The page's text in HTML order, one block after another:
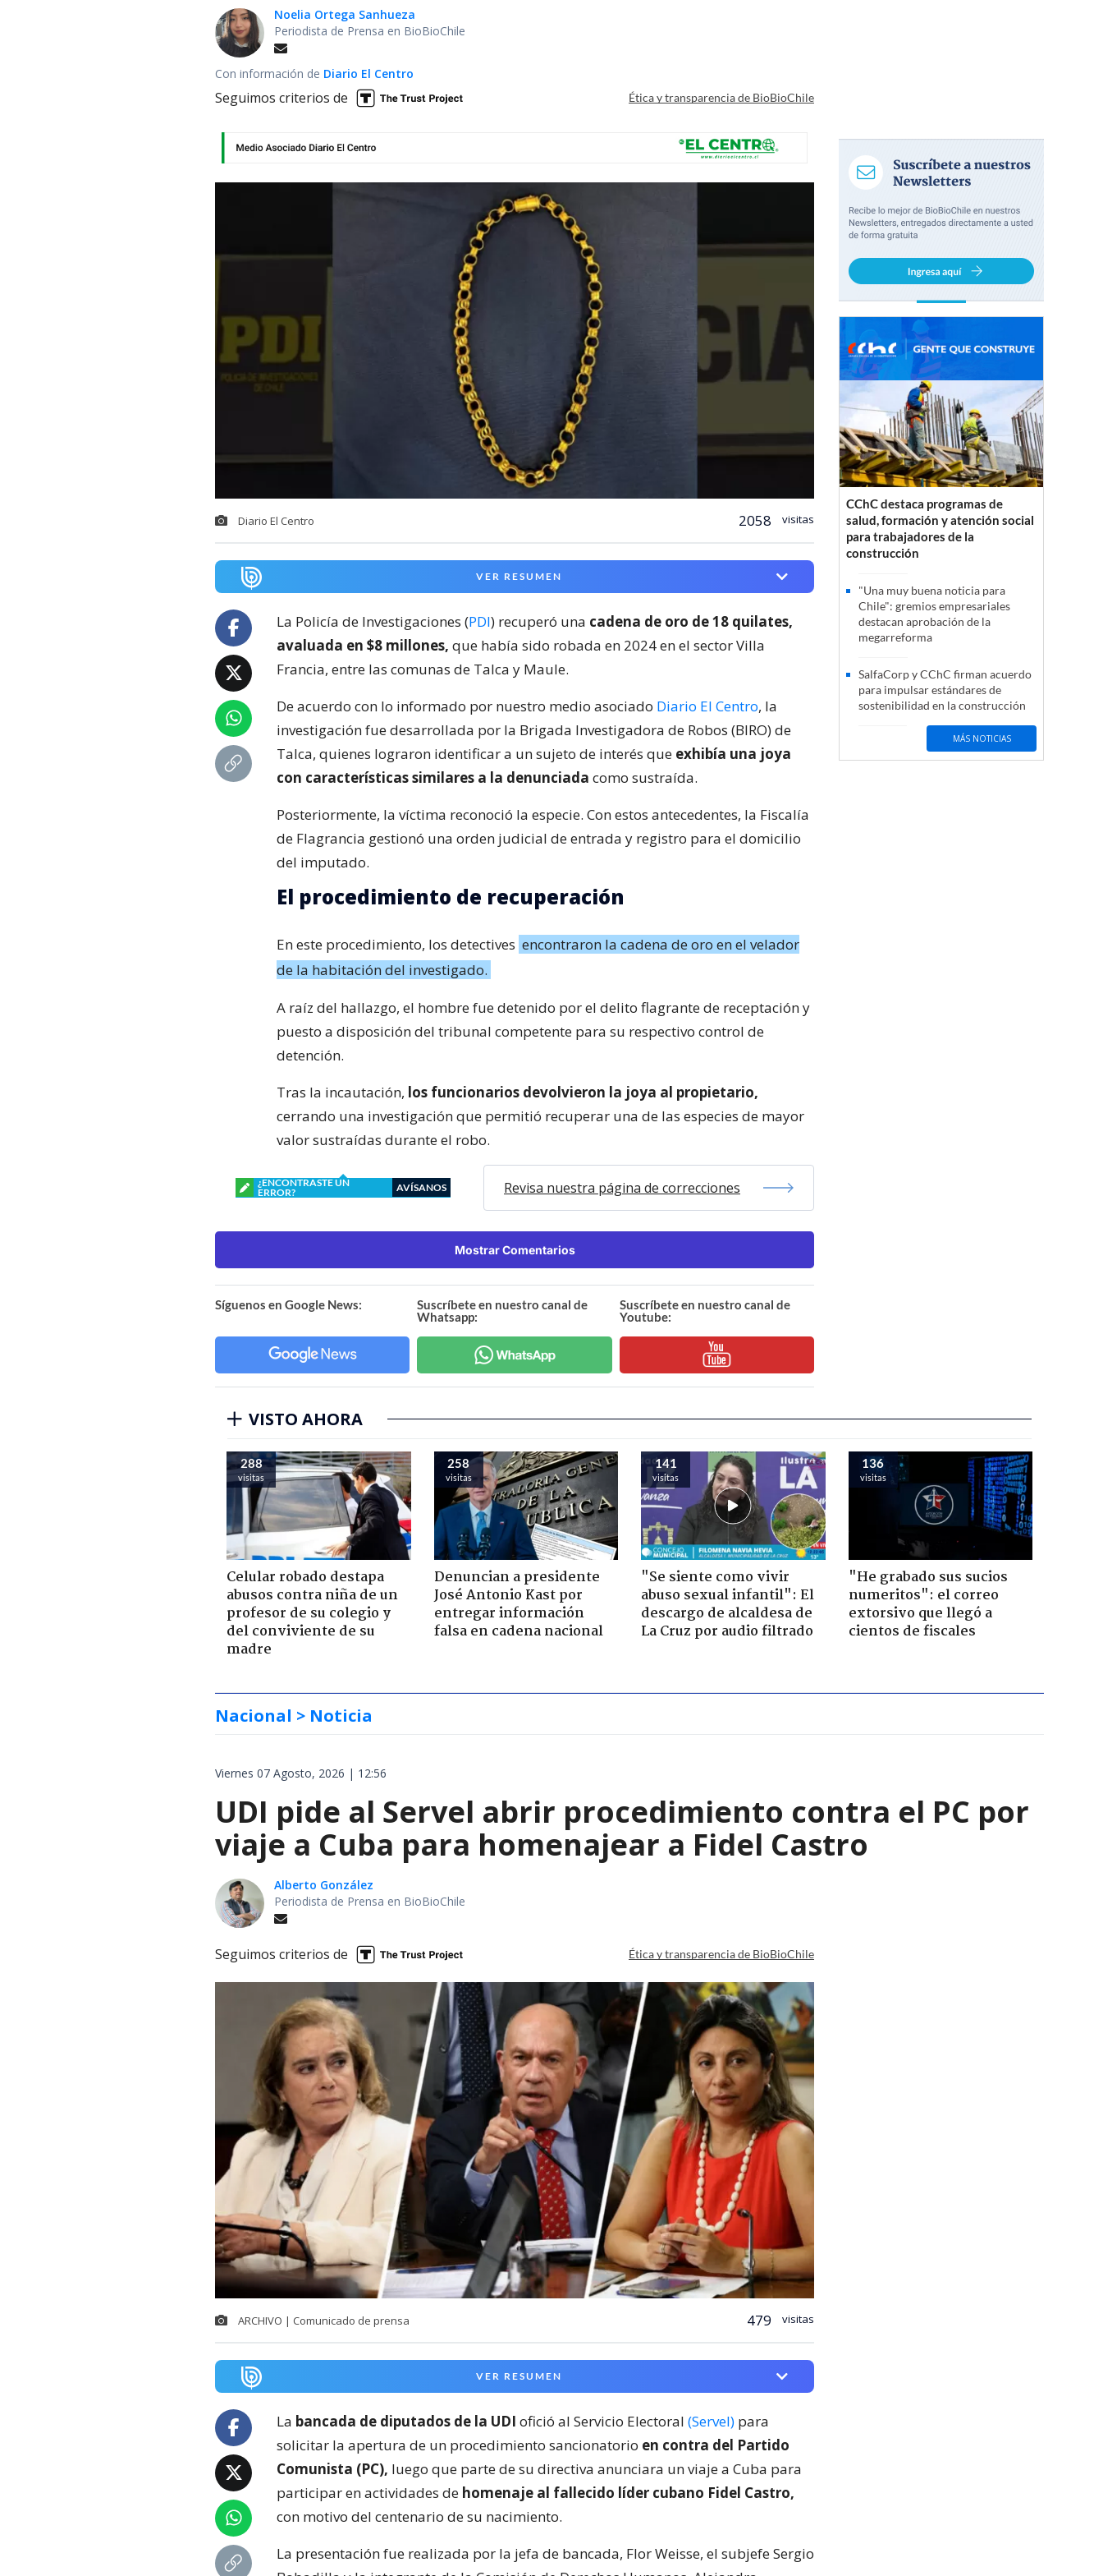
Noelia Ortega Sanhueza
Periodista de Prensa en BioBioChile
Con información de Diario El Centro
Seguimos criterios de Ética y transparencia de BioBioChile
Diario El Centro 2058 visitas
VER RESUMEN
La Policía de Investigaciones (PDI) recuperó una cadena de oro de 18 quilates,
avaluada en $8 millones, que había sido robada en 2024 en el sector Villa
Francia, entre las comunas de Talca y Maule.
De acuerdo con lo informado por nuestro medio asociado Diario El Centro, la
investigación fue desarrollada por la Brigada Investigadora de Robos (BIRO) de
Talca, quienes lograron identificar a un sujeto de interés que exhibía una joya
con características similares a la denunciada como sustraída.
Posteriormente, la víctima reconoció la especie. Con estos antecedentes, la Fiscalía
de Flagrancia gestionó una orden judicial de entrada y registro para el domicilio
del imputado.
El procedimiento de recuperación
En este procedimiento, los detectives encontraron la cadena de oro en el velador
de la habitación del investigado.
A raíz del hallazgo, el hombre fue detenido por el delito flagrante de receptación y
puesto a disposición del tribunal competente para su respectivo control de
detención.
Tras la incautación, los funcionarios devolvieron la joya al propietario,
cerrando una investigación que permitió recuperar una de las especies de mayor
valor sustraídas durante el robo.
¿ENCONTRASTE UN
ERROR?
AVÍSANOS Revisa nuestra página de correcciones
Mostrar Comentarios
Síguenos en Google News:
Suscríbete en nuestro canal de
Whatsapp:
Suscríbete en nuestro canal de
Youtube:
CChC destaca programas de
salud, formación y atención social
para trabajadores de la
construcción
"Una muy buena noticia para
Chile": gremios empresariales
destacan aprobación de la
megarreforma
SalfaCorp y CChC firman acuerdo
para impulsar estándares de
sostenibilidad en la construcción
MÁS NOTICIAS
VISTO AHORA
288
visitas
Celular robado destapa
abusos contra niña de un
profesor de su colegio y
del conviviente de su
madre
258
visitas
Denuncian a presidente
José Antonio Kast por
entregar información
falsa en cadena nacional
141
visitas
"Se siente como vivir
abuso sexual infantil": El
descargo de alcaldesa de
La Cruz por audio filtrado
136
visitas
"He grabado sus sucios
numeritos": el correo
extorsivo que llegó a
cientos de fiscales
Nacional > Noticia
Viernes 07 Agosto, 2026 | 12:56
UDI pide al Servel abrir procedimiento contra el PC por
viaje a Cuba para homenajear a Fidel Castro
Alberto González
Periodista de Prensa en BioBioChile
Seguimos criterios de Ética y transparencia de BioBioChile
ARCHIVO | Comunicado de prensa 479 visitas
VER RESUMEN
La bancada de diputados de la UDI ofició al Servicio Electoral (Servel) para
solicitar la apertura de un procedimiento sancionatorio en contra del Partido
Comunista (PC), luego que parte de su directiva anunciara un viaje a Cuba para
participar en actividades de homenaje al fallecido líder cubano Fidel Castro,
con motivo del centenario de su nacimiento.
La presentación fue realizada por la jefa de bancada, Flor Weisse, el subjefe Sergio